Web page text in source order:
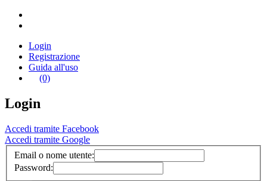
Login
Registrazione
Guida all'uso
(0)
Login
Accedi tramite Facebook
Accedi tramite Google
Email o nome utente:
Password: